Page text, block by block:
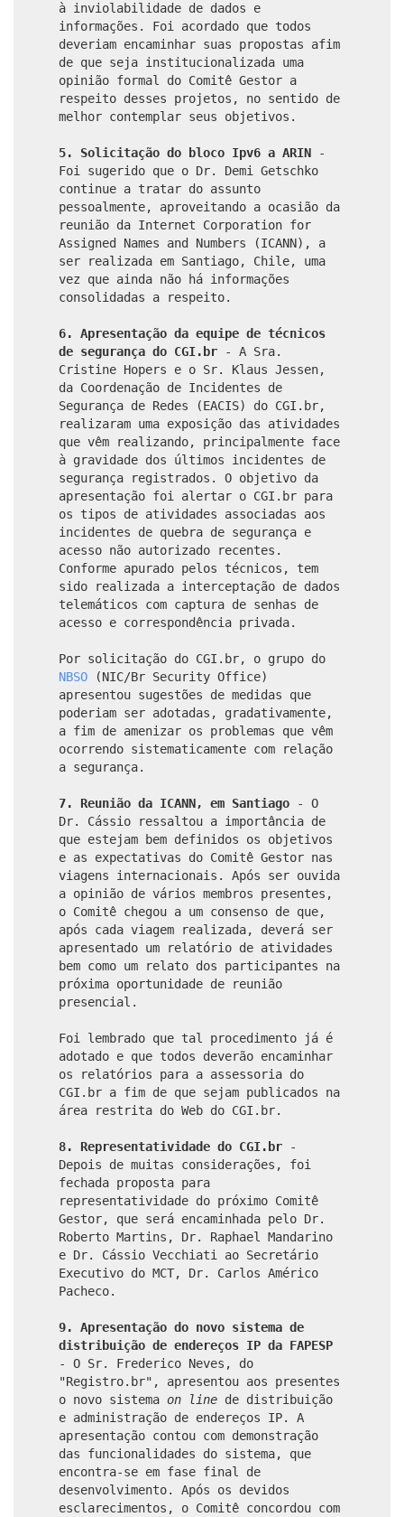
à inviolabilidade de dados e
informações. Foi acordado que todos
deveriam encaminhar suas propostas afim
de que seja institucionalizada uma
opinião formal do Comitê Gestor a
respeito desses projetos, no sentido de
melhor contemplar seus objetivos.
5. Solicitação do bloco Ipv6 a ARIN -
Foi sugerido que o Dr. Demi Getschko
continue a tratar do assunto
pessoalmente, aproveitando a ocasião da
reunião da Internet Corporation for
Assigned Names and Numbers (ICANN), a
ser realizada em Santiago, Chile, uma
vez que ainda não há informações
consolidadas a respeito.
6. Apresentação da equipe de técnicos
de segurança do CGI.br
- A Sra.
Cristine Hopers e o Sr. Klaus Jessen,
da Coordenação de Incidentes de
Segurança de Redes (EACIS) do CGI.br,
realizaram uma exposição das atividades
que vêm realizando, principalmente face
à gravidade dos últimos incidentes de
segurança registrados. O objetivo da
apresentação foi alertar o CGI.br para
os tipos de atividades associadas aos
incidentes de quebra de segurança e
acesso não autorizado recentes.
Conforme apurado pelos técnicos, tem
sido realizada a interceptação de dados
telemáticos com captura de senhas de
acesso e correspondência privada.
Por solicitação do CGI.br, o grupo do
NBSO (NIC/Br Security Office)
apresentou sugestões de medidas que
poderiam ser adotadas, gradativamente,
a fim de amenizar os problemas que vêm
ocorrendo sistematicamente com relação
a segurança.
7. Reunião da ICANN, em Santiago -
O
Dr. Cássio ressaltou a importância de
que estejam bem definidos os objetivos
e as expectativas do Comitê Gestor nas
viagens internacionais. Após ser ouvida
a opinião de vários membros presentes,
o Comitê chegou a um consenso de que,
após cada viagem realizada, deverá ser
apresentado um relatório de atividades
bem como um relato dos participantes na
próxima oportunidade de reunião
presencial.
Foi lembrado que tal procedimento já é
adotado e que todos deverão encaminhar
os relatórios para a assessoria do
CGI.br a fim de que sejam publicados na
área restrita do Web do CGI.br.
8. Representatividade do CGI.br
-
Depois de muitas considerações, foi
fechada proposta para
representatividade do próximo Comitê
Gestor, que será encaminhada pelo Dr.
Roberto Martins, Dr. Raphael Mandarino
e Dr. Cássio Vecchiati ao Secretário
Executivo do MCT, Dr. Carlos Américo
Pacheco.
9.
Apresentação do novo sistema de
distribuição de endereços IP da FAPESP
-
O Sr. Frederico Neves, do
"Registro.br", apresentou aos presentes
o novo sistema on line de distribuição
e administração de endereços IP. A
apresentação contou com demonstração
das funcionalidades do sistema, que
encontra-se em fase final de
desenvolvimento. Após os devidos
esclarecimentos, o Comitê concordou com